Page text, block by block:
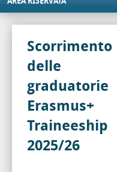
Scorrimento
delle
graduatorie
Erasmus+
Traineeship
2025/26